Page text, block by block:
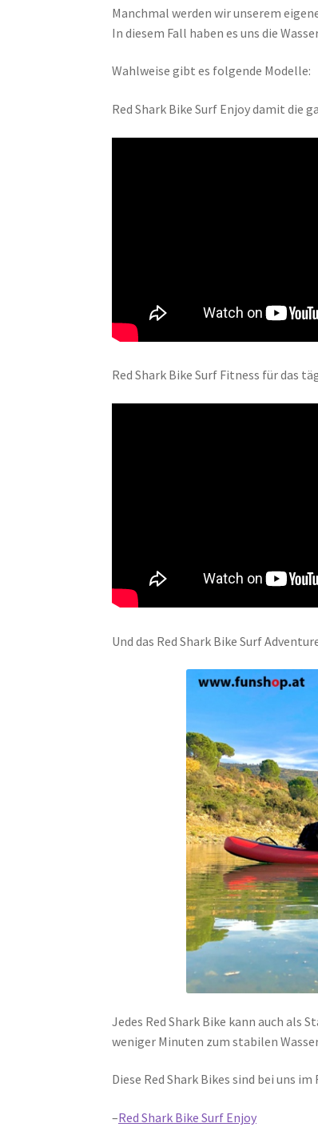
Manchmal werden wir unserem
In diesem Fall haben es uns die
Wahlweise gibt es folgende Modelle:
Red Shark Bike Surf Enjoy damit die
Red Shark Bike Surf Fitness für das
Und das Red Shark Bike Surf
Jedes Red Shark Bike kann auch als
weniger Minuten zum stabilen
Diese Red Shark Bikes sind bei uns
–Red Shark Bike Surf Enjoy